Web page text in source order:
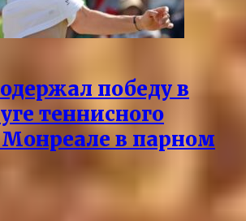
победу в
теннисного
в парном